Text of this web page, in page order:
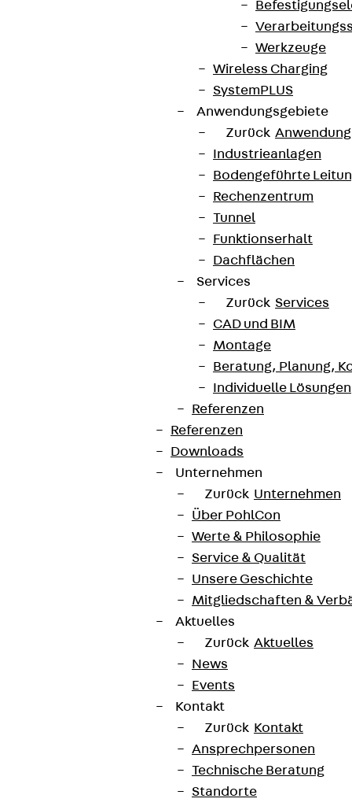
Werkzeuge
Wireless Charging
SystemPLUS
Anwendungsgebiete
Zurück
Industrieanlagen
Bodengeführte
Rechenzentrum
Tunnel
Funktionserhalt
Dachflächen
Services
Zurück Services
CAD und BIM
Montage
Beratung, Planung,
Individuelle Lösungen
Referenzen
Referenzen
Downloads
Unternehmen
Zurück Unternehmen
Über PohlCon
Werte & Philosophie
Service & Qualität
Unsere Geschichte
Mitgliedschaften &
Aktuelles
Zurück Aktuelles
News
Events
Kontakt
Zurück Kontakt
Ansprechpersonen
Technische Beratung
Standorte